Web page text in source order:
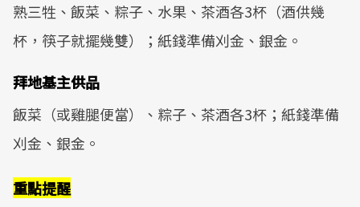
熟三牲、飯菜、粽子、水果、茶酒各3杯（酒供幾
杯，筷子就擺幾雙）；紙錢準備刈金、銀金。
拜地基主供品
飯菜（或雞腿便當）、粽子、茶酒各3杯；紙錢準備
刈金、銀金。
重點提醒